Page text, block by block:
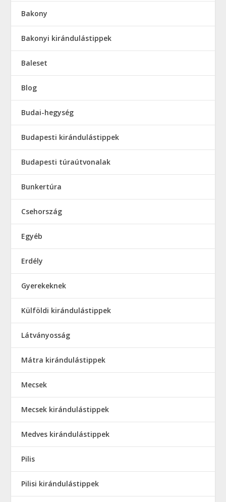
Bakony
Bakonyi kirándulástippek
Baleset
Blog
Budai-hegység
Budapesti kirándulástippek
Budapesti túraútvonalak
Bunkertúra
Csehország
Egyéb
Erdély
Gyerekeknek
Külföldi kirándulástippek
Látványosság
Mátra kirándulástippek
Mecsek
Mecsek kirándulástippek
Medves kirándulástippek
Pilis
Pilisi kirándulástippek